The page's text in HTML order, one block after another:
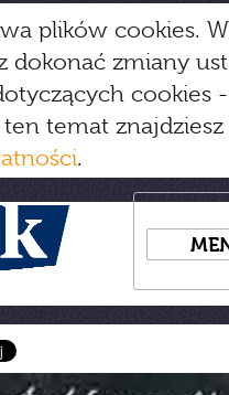
plików cookies.
dokonać zmiany
cookies
temat
.